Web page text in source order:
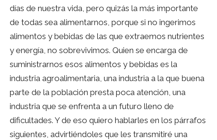
días de nuestra vida, pero quizás la más importante
de todas sea alimentarnos, porque si no ingerimos
alimentos y bebidas de las que extraemos nutrientes
y energía, no sobrevivimos. Quien se encarga de
suministrarnos esos alimentos y bebidas es la
industria agroalimentaria, una industria a la que buena
parte de la población presta poca atención, una
industria que se enfrenta a un futuro lleno de
dificultades. Y de eso quiero hablarles en los párrafos
siguientes, advirtiéndoles que les transmitiré una